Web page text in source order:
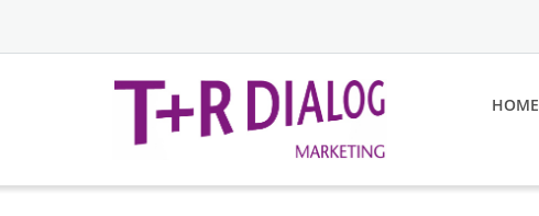
HOME